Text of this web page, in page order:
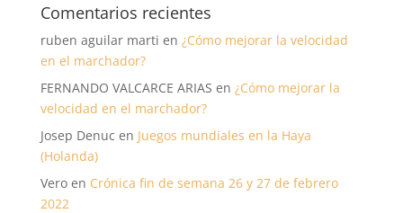
Comentarios recientes
ruben aguilar marti en ¿Cómo mejorar la velocidad
en el marchador?
FERNANDO VALCARCE ARIAS en ¿Cómo mejorar la
velocidad en el marchador?
Josep Denuc en Juegos mundiales en la Haya
(Holanda)
Veroen Crónica fin de semana 26 y 27 de febrero
2022